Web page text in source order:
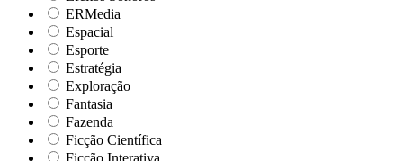
ERMedia
Espacial
Esporte
Estratégia
Exploração
Fantasia
Fazenda
Ficção Científica